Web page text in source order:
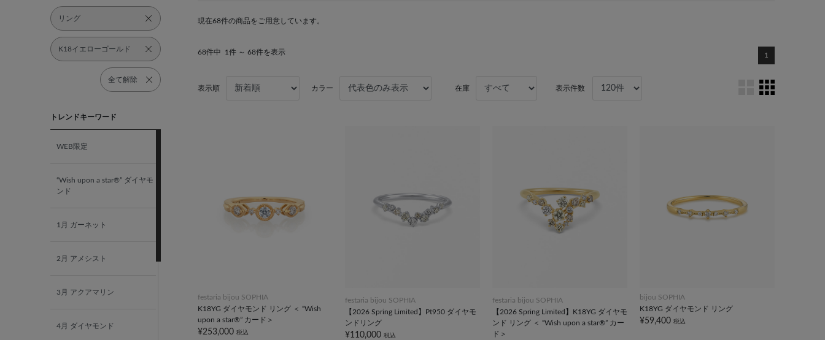
リング
K18イエローゴールド
全て解除
トレンドキーワード
WEB限定
“Wish upon a star®” ダイヤモ
ンド
1月 ガーネット
2月 アメシスト
3月 アクアマリン
4月 ダイヤモンド
現在68件の商品をご用意しています。
68件中 1件 ～ 68件を表示 1
表示順 カラー 在庫 表示件数
festaria bijou SOPHIA
K18YG ダイヤモンド リング ＜ “Wish
upon a star®” カード＞
¥253,000 税込
festaria bijou SOPHIA
【2026 Spring Limited】Pt950 ダイヤモ
ンドリング
¥110,000 税込
festaria bijou SOPHIA
【2026 Spring Limited】K18YG ダイヤモ
ンド リング ＜ “Wish upon a star®” カー
ド＞
bijou SOPHIA
K18YG ダイヤモンド リング
¥59,400 税込